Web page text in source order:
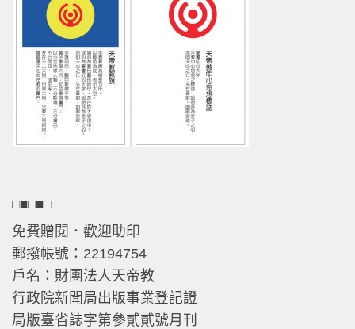
□■□■□
免費贈閱．歡迎助印
郵撥帳號：22194754
戶名：財團法人天帝教
行政院新聞局出版事業登記證
局版臺省誌字第參貳貳號月刊